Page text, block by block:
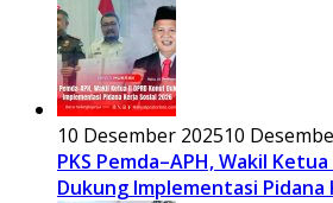
10 Desember 202510
PKS Pemda–APH, Wakil
Dukung Implementasi Pidana